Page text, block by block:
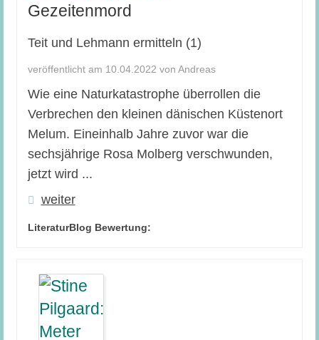
Gezeitenmord
Teit und Lehmann ermitteln (1)
veröffentlicht am 10.04.2022 von Andreas
Wie eine Naturkatastrophe überrollen die
Verbrechen den kleinen dänischen Küstenort
Melum. Eineinhalb Jahre zuvor war die
sechsjährige Rosa Molberg verschwunden,
jetzt wird ...
weiter
LiteraturBlog Bewertung: